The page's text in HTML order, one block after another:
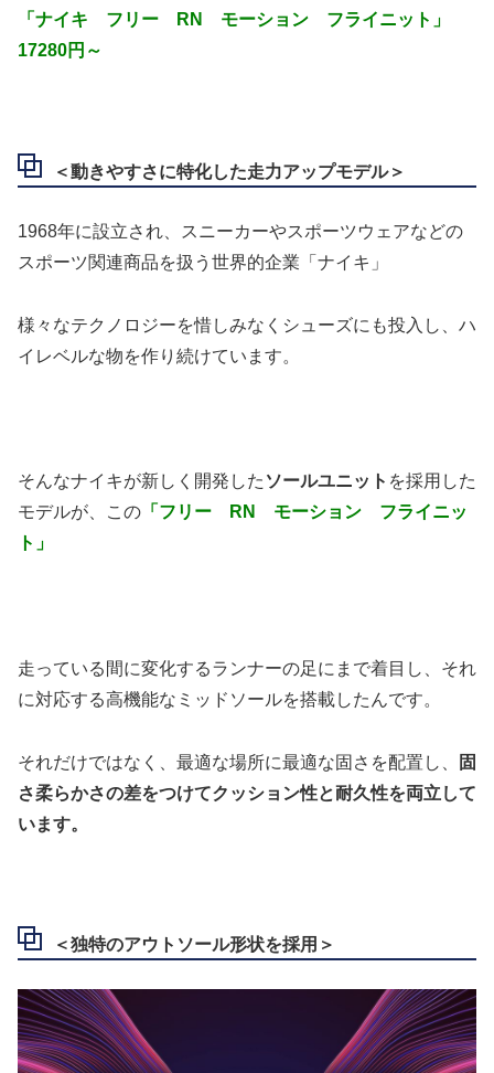
「ナイキ フリー RN モーション フライニット」
17280円～
＜動きやすさに特化した走力アップモデル＞
1968年に設立され、スニーカーやスポーツウェアなどの
スポーツ関連商品を扱う世界的企業「ナイキ」
様々なテクノロジーを惜しみなくシューズにも投入し、ハ
イレベルな物を作り続けています。
そんなナイキが新しく開発した ソールユニット を採用した
モデルが、この 「フリー RN モーション フライニッ
ト」
走っている間に変化するランナーの足にまで着目し、それ
に対応する高機能なミッドソールを搭載したんです。
それだけではなく、最適な場所に最適な固さを配置し、
固
さ柔らかさの差をつけてクッション性と耐久性を両立して
います。
＜独特のアウトソール形状を採用＞